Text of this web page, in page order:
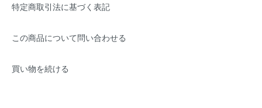
特定商取引法に基づく表記
この商品について問い合わせる
買い物を続ける